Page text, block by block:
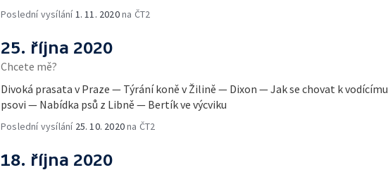
Poslední vysílání 1. 11. 2020na ČT2
25. října 2020
Chcete mě?
Divoká prasata v Praze — Týrání koně v Žilině — Dixon — Jak se chovat k vodícímu
psovi — Nabídka psů z Libně — Bertík ve výcviku
Poslední vysílání 25. 10. 2020na ČT2
18. října 2020